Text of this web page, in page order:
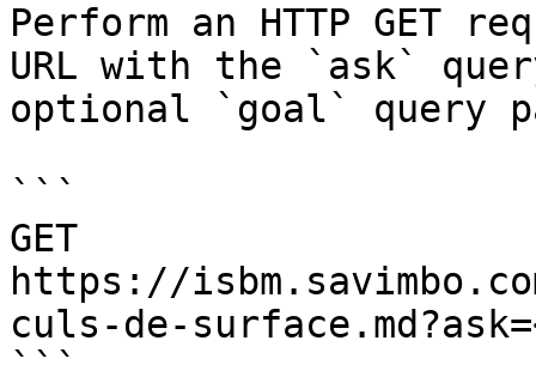
Perform an HTTP GET
URL with the `ask`
optional `goal` query
```
GET
https://
culs-de-